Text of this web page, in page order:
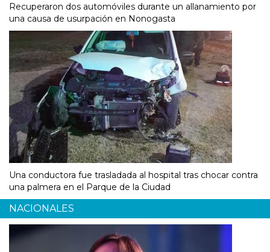
Recuperaron dos automóviles durante un allanamiento por
una causa de usurpación en Nonogasta
Una conductora fue trasladada al hospital tras chocar contra
una palmera en el Parque de la Ciudad
NACIONALES